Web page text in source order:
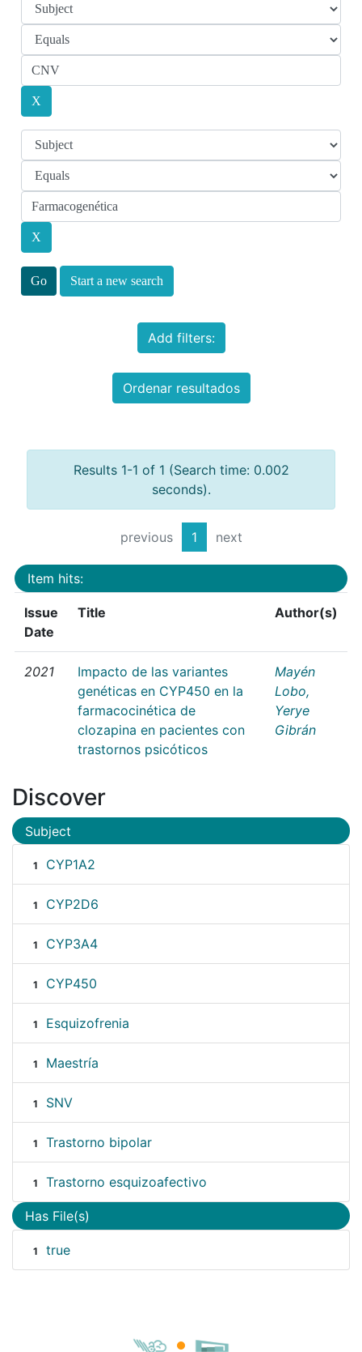
Start a new search
Add filters:
Ordenar resultados
Results 1-1 of 1 (Search time: 0.002
seconds).
previous 1 next
Item hits:
Issue
Date
Title Author(s)
2021
Impacto de las variantes
genéticas en CYP450 en la
farmacocinética de
clozapina en pacientes con
trastornos psicóticos
Mayén
Lobo,
Yerye
Gibrán
Discover
Subject
1 CYP1A2
1 CYP2D6
1 CYP3A4
1 CYP450
1 Esquizofrenia
1 Maestría
1 SNV
1 Trastorno bipolar
1 Trastorno esquizoafectivo
Has File(s)
1 true